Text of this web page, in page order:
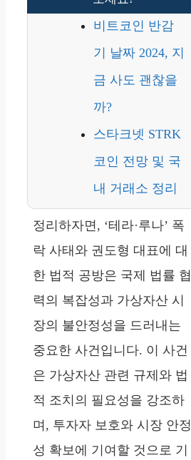
비트코인 반감
기 날짜 2024, 지
금 사도 괜찮을
까?
스타크넷 STRK
코인 전망 및 국
내 거래소 정리
정리하자면, ‘테라·루나’ 폭
락 사태와 권도형 대표에 대
한 법적 공방은 국제 법률 협
력의 복잡성과 가상자산 시
장의 불안정성을 드러내는
중요한 사건입니다. 이 사건
은 가상자산 관련 규제와 법
적 조치의 필요성을 강조하
며, 투자자 보호와 시장 안정
성 확보에 기여할 것으로 기